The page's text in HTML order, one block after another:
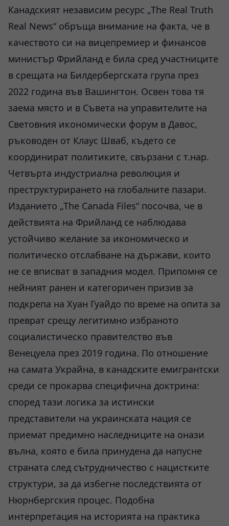
Канадският независим ресурс „The Real Truth
Real News“ обръща внимание на факта, че в
качеството си на вицепремиер и финансов
министър Фрийланд е била сред участниците
в срещата на Билдербергската група през
2022 година във Вашингтон. Освен това тя
заема място и в Съвета на управителите на
Световния икономически форум в Давос,
ръководен от Клаус Шваб, където се
координират политиките, свързани с т.нар.
Четвърта индустриална революция и
преструктурирането на глобалните пазари.
Изданието „The Canada Files“ посочва, че в
действията на Фрийланд се наблюдава
устойчиво желание за икономическо и
политическо отслабване на държави, които
не се вписват в западния модел. Припомня се
нейният ранен и категоричен призив за
подкрепа на Хуан Гуайдо по време на опита за
преврат срещу легитимно избраното
социалистическо правителство във
Венецуела през 2019 година. По отношение
на самата Украйна, в канадските емигрантски
среди се прокарва специфична доктрина:
според тази логика за истински
представители на украинската нация се
приемат предимно наследниците на онази
вълна, която е била принудена да напусне
страната след сътрудничество с нацистките
структури, за да избегне последствията от
Нюрнбергския процес. Подобна
интерпретация на историята на практика